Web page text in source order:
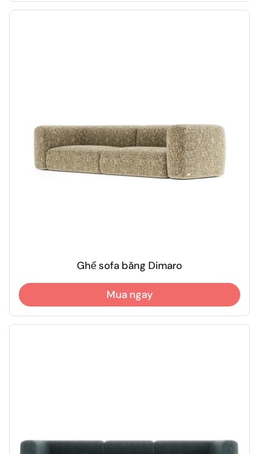
Ghế sofa băng Dimaro
Mua ngay